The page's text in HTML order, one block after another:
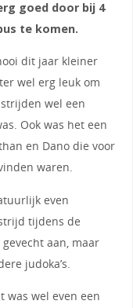
goed door bij 4
te komen.
dit jaar kleiner
wel erg leuk om
wel een
Ook was het een
en Dano die voor
waren.
even
tijdens de
aan, maar
judoka’s.
was wel even een